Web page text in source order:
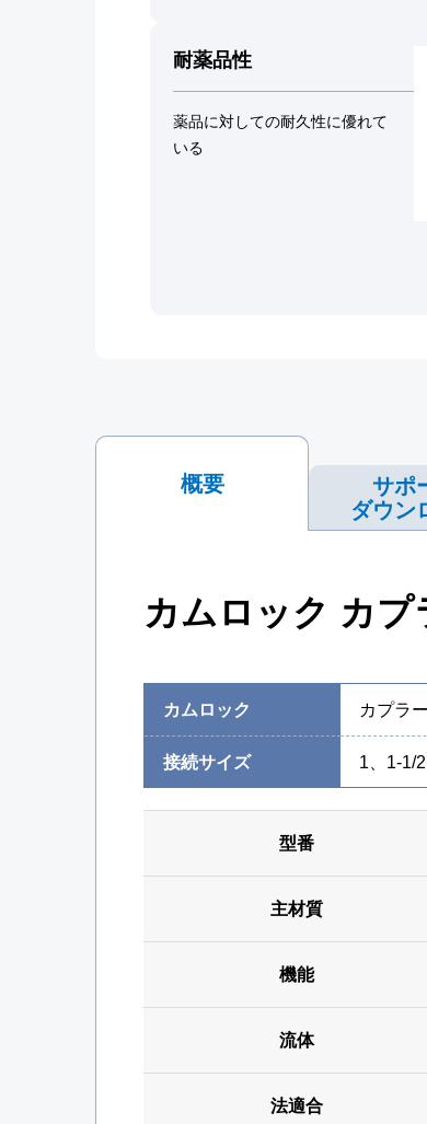
耐薬品性
薬品に対しての耐久性に優れて
いる
概要
サポ
ダウン
カムロック カ
カムロック カプラー
接続サイズ 1、1-1/
型番
主材質
機能
流体
法適合